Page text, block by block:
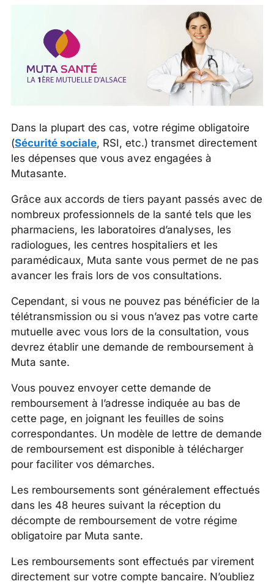
Dans la plupart des cas, votre régime obligatoire
(Sécurité sociale, RSI, etc.) transmet directement
les dépenses que vous avez engagées à
Mutasante.
Grâce aux accords de tiers payant passés avec de
nombreux professionnels de la santé tels que les
pharmaciens, les laboratoires d’analyses, les
radiologues, les centres hospitaliers et les
paramédicaux, Muta sante vous permet de ne pas
avancer les frais lors de vos consultations.
Cependant, si vous ne pouvez pas bénéficier de la
télétransmission ou si vous n’avez pas votre carte
mutuelle avec vous lors de la consultation, vous
devrez établir une demande de remboursement à
Muta sante.
Vous pouvez envoyer cette demande de
remboursement à l’adresse indiquée au bas de
cette page, en joignant les feuilles de soins
correspondantes. Un modèle de lettre de demande
de remboursement est disponible à télécharger
pour faciliter vos démarches.
Les remboursements sont généralement effectués
dans les 48 heures suivant la réception du
décompte de remboursement de votre régime
obligatoire par Muta sante.
Les remboursements sont effectués par virement
directement sur votre compte bancaire. N’oubliez